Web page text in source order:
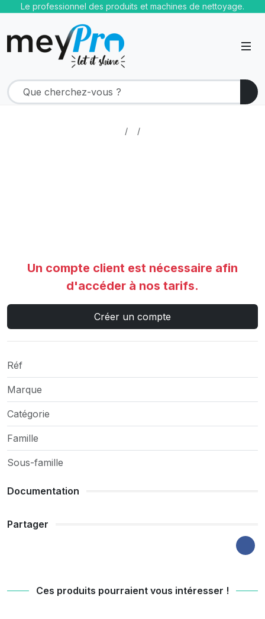
Le professionnel des produits et machines de nettoyage.
Un compte client est nécessaire afin
d'accéder à nos tarifs.
Créer un compte
Réf
Marque
Catégorie
Famille
Sous-famille
Documentation
Partager
Ces produits pourraient vous intéresser !